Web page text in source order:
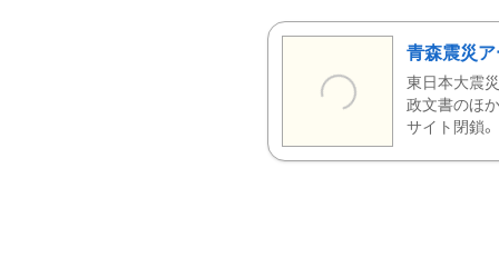
青森震災ア
東日本大震
政文書のほ
サイト閉鎖。